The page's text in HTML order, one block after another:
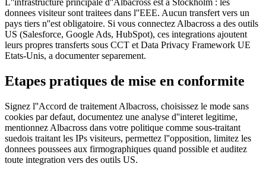
donnees visiteur sont traitees dans l''EEE. Aucun transfert vers un
pays tiers n''est obligatoire. Si vous connectez Albacross a des outils
US (Salesforce, Google Ads, HubSpot), ces integrations ajoutent
leurs propres transferts sous CCT et Data Privacy Framework UE
Etats-Unis, a documenter separement.
Etapes pratiques de mise en conformite
Signez l''Accord de traitement Albacross, choisissez le mode sans
cookies par defaut, documentez une analyse d''interet legitime,
mentionnez Albacross dans votre politique comme sous-traitant
suedois traitant les IPs visiteurs, permettez l''opposition, limitez les
donnees poussees aux firmographiques quand possible et auditez
toute integration vers des outils US.